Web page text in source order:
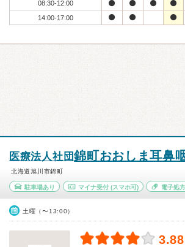
08:30-12:00
14:00-17:00
医療法人社団錦町おおしま耳鼻
北海道旭川市錦町
駐車場あり マイナ受付(スマホ可) 電子処
土曜（〜13:00）
3.88